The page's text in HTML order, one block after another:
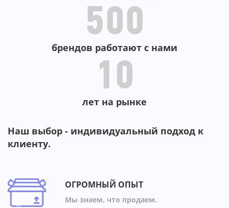
500
брендов работают с нами
10
лет на рынке
Наш выбор - индивидуальный подход к
клиенту.
ОГРОМНЫЙ ОПЫТ
Мы знаем, что продаем.